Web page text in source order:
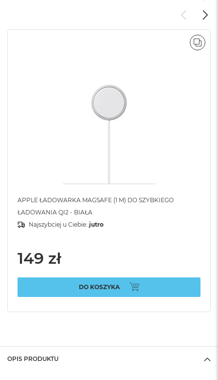
APPLE ŁADOWARKA MAGSAFE (1 M) DO SZYBKIEGO
ŁADOWANIA QI2 - BIAŁA
Najszybciej u Ciebie: jutro
149 zł
DO KOSZYKA
OPIS PRODUKTU